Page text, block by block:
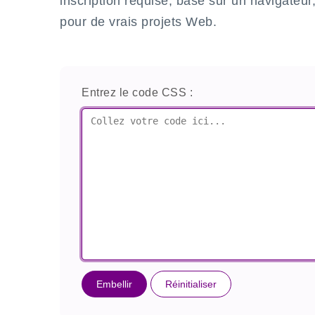
pour de vrais projets Web.
Entrez le code CSS :
Embellir Réinitialiser